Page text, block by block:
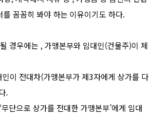
꼼꼼히 봐야 하는 이유이기도 하다.
경우에는 , 가맹본부와 임대인(건물주)이 체
이 전대차(가맹본부가 제3자에게 상가를 다
.
단으로 상가를 전대한 가맹본부’에게 임대